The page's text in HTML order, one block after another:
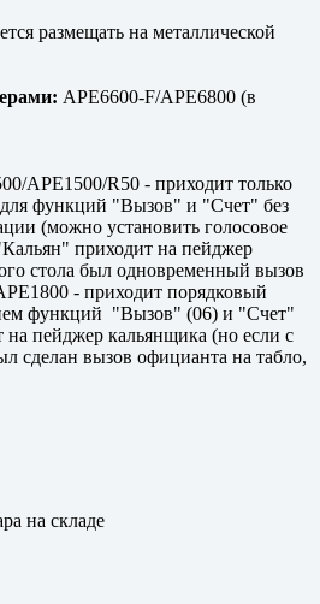
размещать на металлической
APE6600-F/APE6800 (в
APE1500/R50 - приходит только
функций "Вызов" и "Счет" без
(можно установить голосовое
приходит на пейджер
стола был одновременный вызов
- приходит порядковый
функций "Вызов" (06) и "Счет"
пейджер кальянщика (но если с
сделан вызов официанта на табло,
на складе